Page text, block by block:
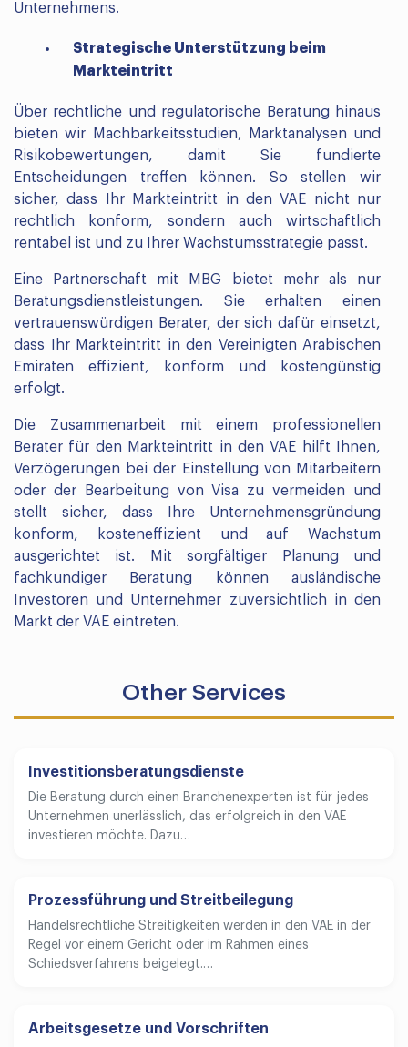
Unternehmens.
Strategische Unterstützung beim
Markteintritt
Über rechtliche und regulatorische Beratung hinaus
bieten wir Machbarkeitsstudien, Marktanalysen und
Risikobewertungen, damit Sie fundierte
Entscheidungen treffen können. So stellen wir
sicher, dass Ihr Markteintritt in den VAE nicht nur
rechtlich konform, sondern auch wirtschaftlich
rentabel ist und zu Ihrer Wachstumsstrategie passt.
Eine Partnerschaft mit MBG bietet mehr als nur
Beratungsdienstleistungen. Sie erhalten einen
vertrauenswürdigen Berater, der sich dafür einsetzt,
dass Ihr Markteintritt in den Vereinigten Arabischen
Emiraten effizient, konform und kostengünstig
erfolgt.
Die Zusammenarbeit mit einem professionellen
Berater für den Markteintritt in den VAE hilft Ihnen,
Verzögerungen bei der Einstellung von Mitarbeitern
oder der Bearbeitung von Visa zu vermeiden und
stellt sicher, dass Ihre Unternehmensgründung
konform, kosteneffizient und auf Wachstum
ausgerichtet ist. Mit sorgfältiger Planung und
fachkundiger Beratung können ausländische
Investoren und Unternehmer zuversichtlich in den
Markt der VAE eintreten.
Other Services
Investitionsberatungsdienste
Die Beratung durch einen Branchenexperten ist für jedes
Unternehmen unerlässlich, das erfolgreich in den VAE
investieren möchte. Dazu…
Prozessführung und Streitbeilegung
Handelsrechtliche Streitigkeiten werden in den VAE in der
Regel vor einem Gericht oder im Rahmen eines
Schiedsverfahrens beigelegt.…
Arbeitsgesetze und Vorschriften